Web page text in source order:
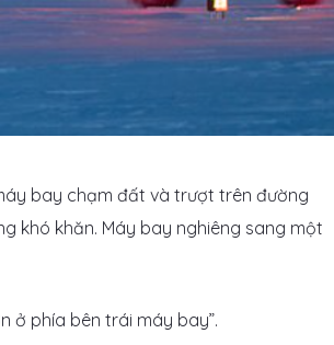
bay chạm đất và trượt trên đường
khó khăn. Máy bay nghiêng sang một
ở phía bên trái máy bay”.